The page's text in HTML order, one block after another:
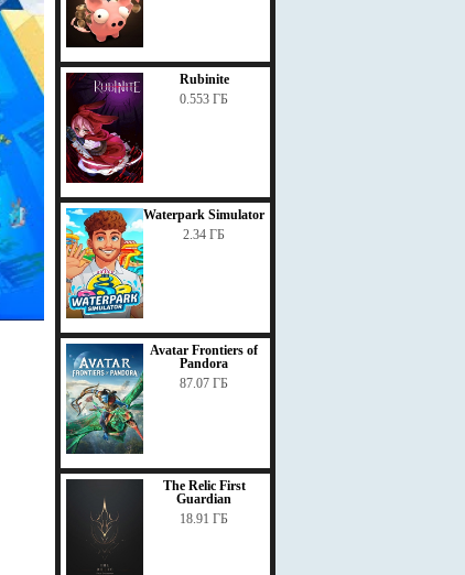
Rubinite
0.553 ГБ
Waterpark Simulator
2.34 ГБ
Avatar Frontiers of
Pandora
87.07 ГБ
The Relic First
Guardian
18.91 ГБ